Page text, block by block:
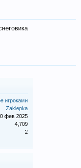
игроками
Zaklepka
фев 2025
4,709
2